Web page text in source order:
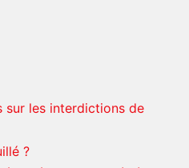
sur les interdictions de
?